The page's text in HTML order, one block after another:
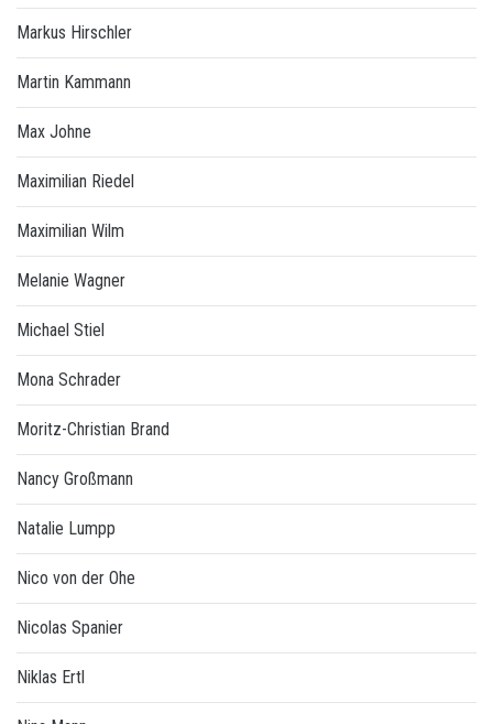
Markus Hirschler
Martin Kammann
Max Johne
Maximilian Riedel
Maximilian Wilm
Melanie Wagner
Michael Stiel
Mona Schrader
Moritz-Christian Brand
Nancy Großmann
Natalie Lumpp
Nico von der Ohe
Nicolas Spanier
Niklas Ertl